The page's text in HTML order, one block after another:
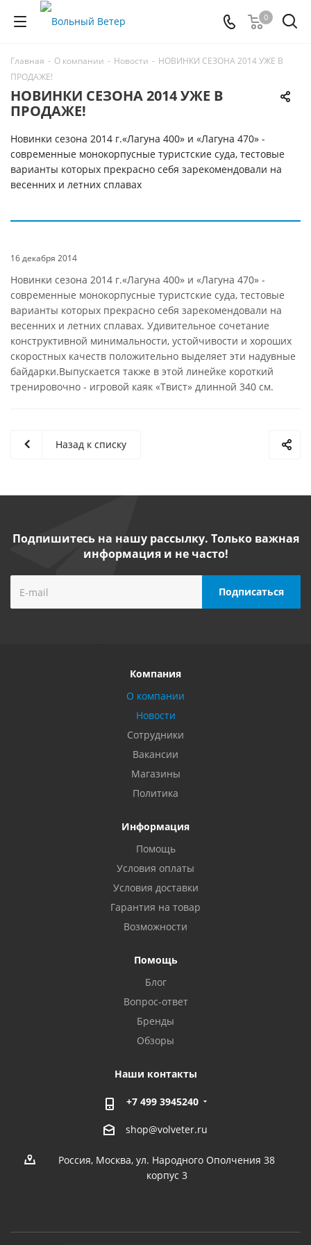
0
Главная - О компании - Новости - НОВИНКИ СЕЗОНА 2014 УЖЕ В
ПРОДАЖЕ!
НОВИНКИ СЕЗОНА 2014 УЖЕ В
ПРОДАЖЕ!
Новинки сезона 2014 г.«Лагуна 400» и «Лагуна 470» -
современные монокорпусные туристские суда, тестовые
варианты которых прекрасно себя зарекомендовали на
весенних и летних сплавах
16 декабря 2014
Новинки сезона 2014 г.«Лагуна 400» и «Лагуна 470» -
современные монокорпусные туристские суда, тестовые
варианты которых прекрасно себя зарекомендовали на
весенних и летних сплавах. Удивительное сочетание
конструктивной минимальности, устойчивости и хороших
скоростных качеств положительно выделяет эти надувные
байдарки.Выпускается также в этой линейке короткий
тренировочно - игровой каяк «Твист» длинной 340 см.
Назад к списку
Подпишитесь на нашу рассылку. Только важная
информация и не часто!
Компания
О компании
Новости
Сотрудники
Вакансии
Магазины
Политика
Информация
Помощь
Условия оплаты
Условия доставки
Гарантия на товар
Возможности
Помощь
Блог
Вопрос-ответ
Бренды
Обзоры
Наши контакты
+7 499 3945240
shop@volveter.ru
Россия, Москва, ул. Народного Ополчения 38
корпус 3